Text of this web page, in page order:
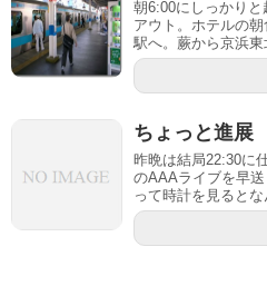
朝6:00にしっかり
アウト。ホテルの
駅へ。蕨から京浜東
ちょっと進展
昨晩は結局22:30に
のAAAライブを早
って時計を見るとな